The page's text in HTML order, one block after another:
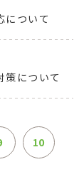
について
策について
10